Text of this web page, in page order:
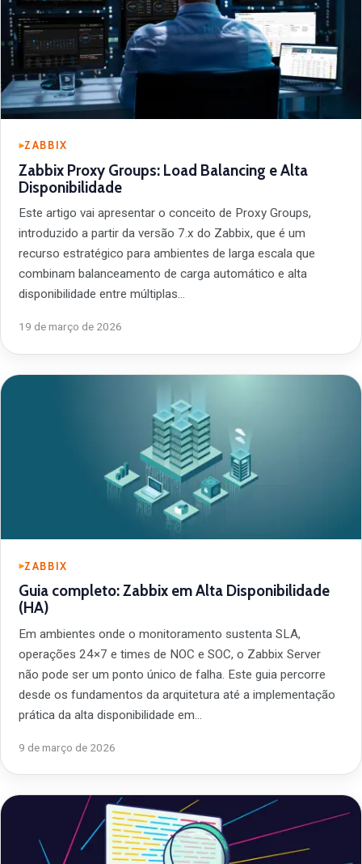
ZABBIX
Zabbix Proxy Groups: Load Balancing e Alta
Disponibilidade
Este artigo vai apresentar o conceito de Proxy Groups,
introduzido a partir da versão 7.x do Zabbix, que é um
recurso estratégico para ambientes de larga escala que
combinam balanceamento de carga automático e alta
disponibilidade entre múltiplas…
19 de março de 2026
ZABBIX
Guia completo: Zabbix em Alta Disponibilidade
(HA)
Em ambientes onde o monitoramento sustenta SLA,
operações 24×7 e times de NOC e SOC, o Zabbix Server
não pode ser um ponto único de falha. Este guia percorre
desde os fundamentos da arquitetura até a implementação
prática da alta disponibilidade em…
9 de março de 2026